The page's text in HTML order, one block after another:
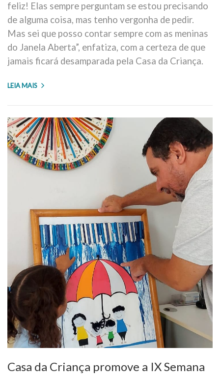
feliz! Elas sempre perguntam se estou precisando
de alguma coisa, mas tenho vergonha de pedir.
Mas sei que posso contar sempre com as meninas
do Janela Aberta”, enfatiza, com a certeza de que
jamais ficará desamparada pela Casa da Criança.
LEIA MAIS
Casa da Criança promove a IX Semana